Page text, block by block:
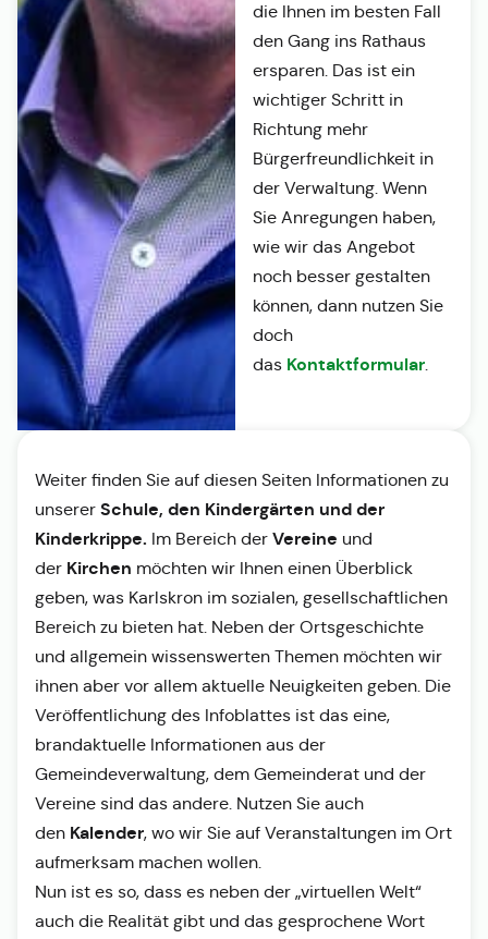
die Ihnen im besten Fall
den Gang ins Rathaus
ersparen. Das ist ein
wichtiger Schritt in
Richtung mehr
Bürgerfreundlichkeit in
der Verwaltung. Wenn
Sie Anregungen haben,
wie wir das Angebot
noch besser gestalten
können, dann nutzen Sie
doch
das Kontaktformular.
Weiter finden Sie auf diesen Seiten Informationen zu
unserer Schule, den Kindergärten und der
Kinderkrippe. Im Bereich der Vereine und
der Kirchen möchten wir Ihnen einen Überblick
geben, was Karlskron im sozialen, gesellschaftlichen
Bereich zu bieten hat. Neben der Ortsgeschichte
und allgemein wissenswerten Themen möchten wir
ihnen aber vor allem aktuelle Neuigkeiten geben. Die
Veröffentlichung des Infoblattes ist das eine,
brandaktuelle Informationen aus der
Gemeindeverwaltung, dem Gemeinderat und der
Vereine sind das andere. Nutzen Sie auch
den Kalender, wo wir Sie auf Veranstaltungen im Ort
aufmerksam machen wollen.
Nun ist es so, dass es neben der „virtuellen Welt“
auch die Realität gibt und das gesprochene Wort